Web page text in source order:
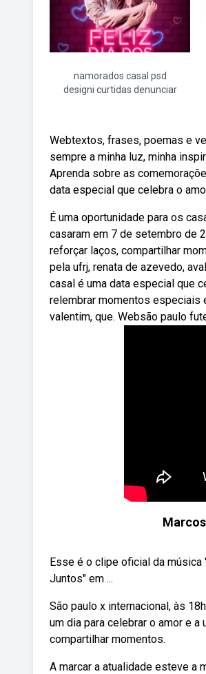
namorados casal psd
designi curtidas denunciar
Webtextos, frases, poemas e
sempre a minha luz, minha
Aprenda sobre as
data especial que celebra o
É uma oportunidade para os
casaram em 7 de setembro de
reforçar laços, compartilhar
pela ufrj, renata de azevedo,
casal é uma data especial que
relembrar momentos especiais
valentim, que. Websão paulo
Esse é o clipe oficial da música
Juntos" em ...
São paulo x internacional, às
um dia para celebrar o amor e
compartilhar momentos.
A marcar a atualidade esteve a